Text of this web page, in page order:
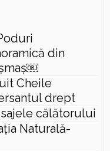
din
Cheile
drept
călătorului
Naturală-